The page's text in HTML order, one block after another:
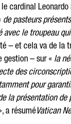
cardinal
de pasteurs
avec le troupeau
– et cela va de la
gestion – sur « la
des
pour
la présentation de
a résuméVatican